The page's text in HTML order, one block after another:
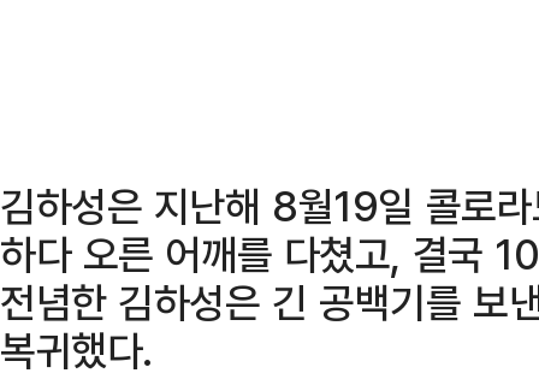
김하성은 지난해 8월19일 콜로
하다 오른 어깨를 다쳤고, 결국
전념한 김하성은 긴 공백기를 보
복귀했다.